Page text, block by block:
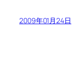
2009年01月24日